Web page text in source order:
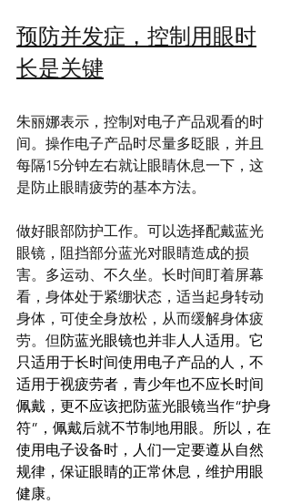
预防并发症，控制用眼时
长是关键
朱丽娜表示，控制对电子产品观看的时
间。操作电子产品时尽量多眨眼，并且
每隔15分钟左右就让眼睛休息一下，这
是防止眼睛疲劳的基本方法。
做好眼部防护工作。可以选择配戴蓝光
眼镜，阻挡部分蓝光对眼睛造成的损
害。多运动、不久坐。长时间盯着屏幕
看，身体处于紧绷状态，适当起身转动
身体，可使全身放松，从而缓解身体疲
劳。但 防蓝光眼镜也并非人人适用。它
只适用于长时间使用电子产品的人，不
适用于视疲劳者，青少年也不应长时间
佩戴，更不应该把防蓝光眼镜当作“护身
符”，佩戴后就不节制地用眼。所以，在
使用电子设备时，人们一定要遵从自然
规律，保证眼睛的正常休息，维护用眼
健康。